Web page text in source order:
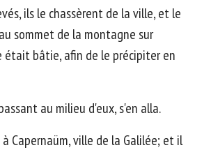
ils le chassèrent de la ville, et le
sommet de la montagne sur
était bâtie, afin de le précipiter en
au milieu d'eux, s'en alla.
Capernaüm, ville de la Galilée; et il